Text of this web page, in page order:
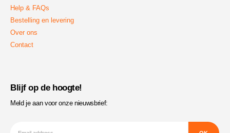
Help & FAQs
Bestelling en levering
Over ons
Contact
Blijf op de hoogte!
Meld je aan voor onze nieuwsbrief: